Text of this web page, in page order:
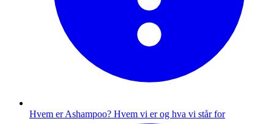
Hvem er Ashampoo? Hvem vi er og hva vi står for